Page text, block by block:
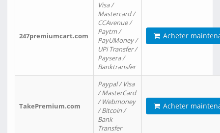
247premiumcart.com
Visa /
Mastercard /
CCAvenue /
Paytm /
PayUMoney /
UPi Transfer /
Paysera /
Banktransfer
Acheter
TakePremium.com
Paypal / Visa
/ MasterCard
/ Webmoney
/ Bitcoin /
Bank
Transfer
Acheter